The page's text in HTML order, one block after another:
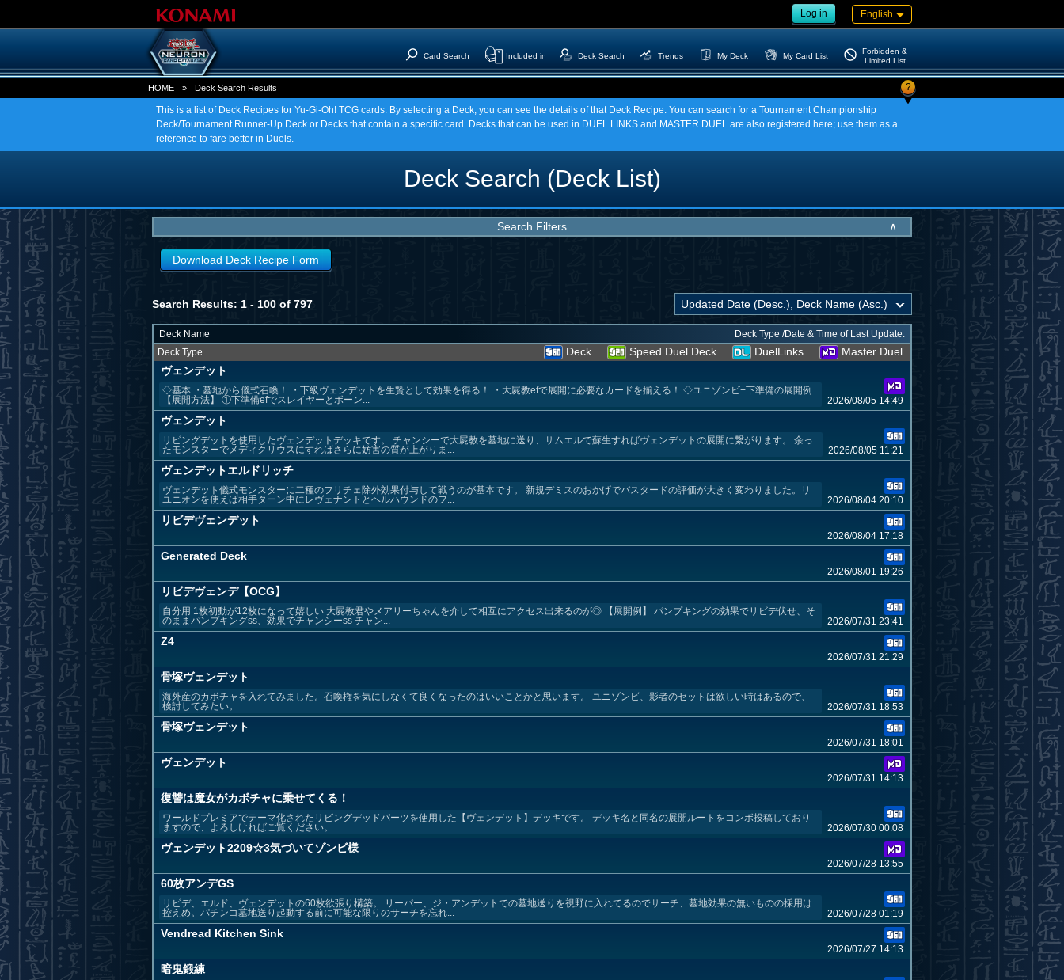
Log in English
Card Search Included in Deck Search Trends My Deck My Card List
Forbidden &
Limited List
HOME » Deck Search Results ?
This is a list of Deck Recipes for Yu-Gi-Oh! TCG cards. By selecting a Deck, you can see the details of that Deck Recipe. You can search for a Tournament Championship
Deck/Tournament Runner-Up Deck or Decks that contain a specific card. Decks that can be used in DUEL LINKS and MASTER DUEL are also registered here; use them as a
reference to fare better in Duels.
Deck Search (Deck List)
Search Filters ∧
Download Deck Recipe Form
Search Results: 1 - 100 of 797
Deck Name
Deck Type /Date & Time of Last Update:
Deck Type
Deck Speed Duel Deck DuelLinks
Master Duel
ヴェンデット
◇基本 ・墓地から儀式召喚！ ・下級ヴェンデットを生贄として効果を得る！ ・大屍教efで展開に必要なカードを揃える！ ◇ユニゾンビ+下準備の展開例
【展開方法】 ①下準備efでスレイヤーとボーン...
2026/08/05 14:49
ヴェンデット
リビングデットを使用したヴェンデットデッキです。 チャンシーで大屍教を墓地に送り、サムエルで蘇生すればヴェンデットの展開に繋がります。 余っ
たモンスターでメディクリウスにすればさらに妨害の質が上がりま...
2026/08/05 11:21
ヴェンデットエルドリッチ
ヴェンデット儀式モンスターに二種のフリチェ除外効果付与して戦うのが基本です。 新規デミスのおかげでバスタードの評価が大きく変わりました。リ
ユニオンを使えば相手ターン中にレヴェナントとヘルハウンドのフ...
2026/08/04 20:10
リビデヴェンデット
2026/08/04 17:18
Generated Deck
2026/08/01 19:26
リビデヴェンデ【OCG】
自分用 1枚初動が12枚になって嬉しい 大屍教君やメアリーちゃんを介して相互にアクセス出来るのが◎ 【展開例】 パンプキングの効果でリビデ伏せ、そ
のままパンプキングss、効果でチャンシーss チャン...
2026/07/31 23:41
Z4
2026/07/31 21:29
骨塚ヴェンデット
海外産のカボチャを入れてみました。召喚権を気にしなくて良くなったのはいいことかと思います。 ユニゾンビ、影者のセットは欲しい時はあるので、
検討してみたい。
2026/07/31 18:53
骨塚ヴェンデット
2026/07/31 18:01
ヴェンデット
2026/07/31 14:13
復讐は魔女がカボチャに乗せてくる！
ワールドプレミアでテーマ化されたリビングデッドパーツを使用した【ヴェンデット】デッキです。 デッキ名と同名の展開ルートをコンボ投稿しており
ますので、よろしければご覧ください。
2026/07/30 00:08
ヴェンデット2209☆3気づいてゾンビ様
2026/07/28 13:55
60枚アンデGS
リビデ、エルド、ヴェンデットの60枚欲張り構築。 リーパー、ジ・アンデットでの墓地送りを視野に入れてるのでサーチ、墓地効果の無いものの採用は
控えめ。パチンコ墓地送り起動する前に可能な限りのサーチを忘れ...
2026/07/28 01:19
Vendread Kitchen Sink
2026/07/27 14:13
暗鬼鍛練